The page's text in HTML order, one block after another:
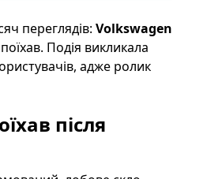
переглядів: Volkswagen
Подія викликала
адже ролик
після